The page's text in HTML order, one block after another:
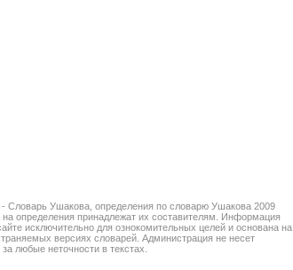
Словарь Ушакова, определения по словарю Ушакова 2009
на определения принадлежат их составителям. Информация
исключительно для ознокомительных целей и основана на
версиях словарей. Администрация не несет
любые неточности в текстах.